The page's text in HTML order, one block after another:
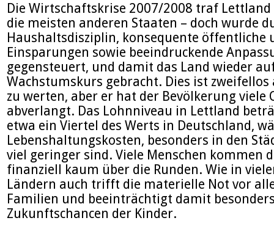
Die Wirtschaftskrise 2007/2008 traf
die meisten anderen Staaten – doch wurde
Haushaltsdisziplin, konsequente öffentliche
Einsparungen sowie beeindruckende
gegensteuert, und damit das Land wieder
Wachstumskurs gebracht. Dies ist zweifellos
zu werten, aber er hat der Bevölkerung viele
abverlangt. Das Lohnniveau in Lettland
etwa ein Viertel des Werts in Deutschland,
Lebenshaltungskosten, besonders in den
viel geringer sind. Viele Menschen kommen
finanziell kaum über die Runden. Wie in
Ländern auch trifft die materielle Not vor
Familien und beeinträchtigt damit
Zukunftschancen der Kinder.